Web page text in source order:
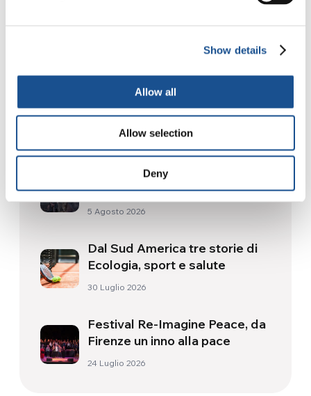
Show details
Allow all
Allow selection
Deny
Related News
Odissea, di Christopher Nolan:
Ulisse e la necessità di un’alba
nuova
5 Agosto 2026
Dal Sud America tre storie di
Ecologia, sport e salute
30 Luglio 2026
Festival Re-Imagine Peace, da
Firenze un inno alla pace
24 Luglio 2026